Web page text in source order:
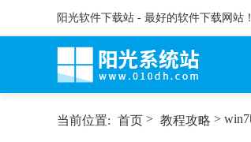
阳光软件下载站 - 最好的软件下载网站！
当前位置: 首页 > 教程攻略 >